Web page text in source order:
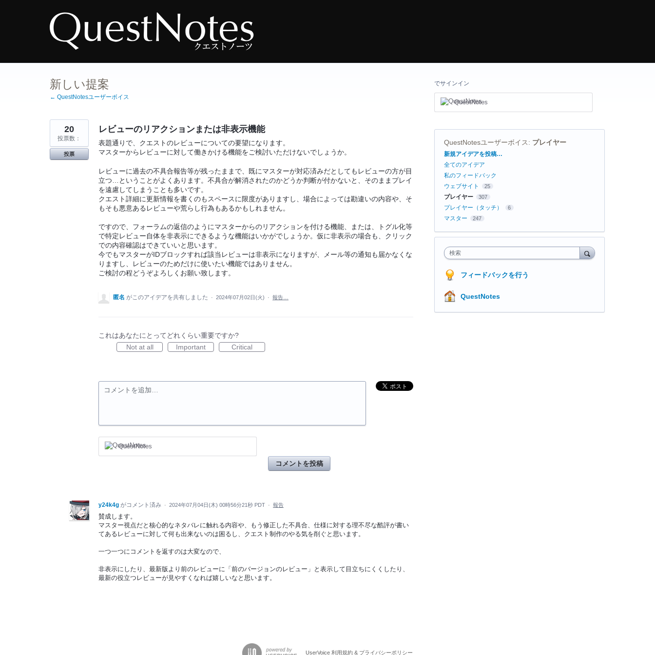
ッ
新しい提案
← QuestNotesユーザーボイス
レビューのリアクションまたは非表示機能
表題通りで、クエストのレビューについての要望になります。
マスターからレビューに対して働きかける機能をご検討いただけないでしょうか。
レビューに過去の不具合報告等が残ったままで、既にマスターが対応済みだとしてもレビューの方が目
立つ…ということがよくあります。不具合が解消されたのかどうか判断が付かないと、そのままプレイ
を遠慮してしまうことも多いです。
クエスト詳細に更新情報を書くのもスペースに限度がありますし、場合によっては勘違いの内容や、そ
もそも悪意あるレビューや荒らし行為もあるかもしれません。
ですので、フォーラムの返信のようにマスターからのリアクションを付ける機能、または、トグル化等
で特定レビュー自体を非表示にできるような機能はいかがでしょうか。仮に非表示の場合も、クリック
での内容確認はできていいと思います。
今でもマスターがIDブロックすれば該当レビューは非表示になりますが、メール等の通知も届かなくな
りますし、レビューのためだけに使いたい機能ではありません。
ご検討の程どうぞよろしくお願い致します。
20
投票数：
投票
匿名 がこのアイデアを共有しました · 2024年07月02日(火) · 報告…
これはあなたにとってどれくらい重要ですか?
Not at all
Important Critical
コメントを追加…
QuestNotes
コメントを投稿
y24k4g がコメント済み · 2024年07月04日(木) 00時56分21秒 PDT · 報告
賛成します。
マスター視点だと核心的なネタバレに触れる内容や、もう修正した不具合、仕様に対する理不尽な酷評が書い
てあるレビューに対して何も出来ないのは困るし、クエスト制作のやる気を削ぐと思います。
一つ一つにコメントを返すのは大変なので、
非表示にしたり、最新版より前のレビューに「前のバージョンのレビュー」と表示して目立ちにくくしたり、
最新の役立つレビューが見やすくなれば嬉しいなと思います。
でサインイン
QuestNotes
QuestNotesユーザーボイス: プレイヤー
カ
テ
ゴ
新規アイデアを投稿…
全てのアイデア
私のフィードバック
ウェブサイト
25
プレイヤー 307
プレイヤー（タッチ） 6
マスター 247
検索
フィードバックを行う
QuestNotes
UserVoice 利用規約 & プライバシーポリシー